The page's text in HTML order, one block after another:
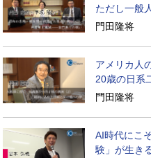
ただし一般
人の本義を重
門田隆将
アメリカ人
20歳の日系
の翻訳
門田隆将
AI時代にこ
験」が生き